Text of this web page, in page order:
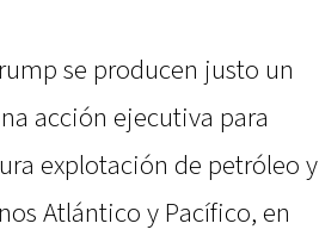
se producen justo un
acción ejecutiva para
explotación de petróleo y
Atlántico y Pacífico, en